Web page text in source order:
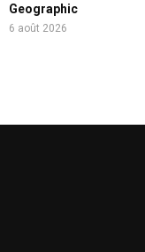
Geographic
6 août 2026